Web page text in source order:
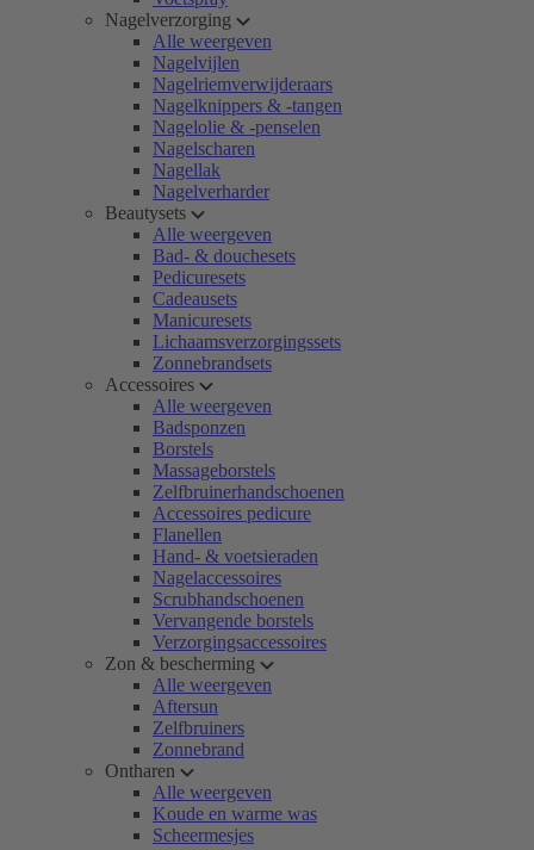
Nagelverzorging
Alle weergeven
Nagelvijlen
Nagelriemverwijderaars
Nagelknippers & -tangen
Nagelolie & -penselen
Nagelscharen
Nagellak
Nagelverharder
Beautysets
Alle weergeven
Bad- & douchesets
Pedicuresets
Cadeausets
Manicuresets
Lichaamsverzorgingssets
Zonnebrandsets
Accessoires
Alle weergeven
Badsponzen
Borstels
Massageborstels
Zelfbruinerhandschoenen
Accessoires pedicure
Flanellen
Hand- & voetsieraden
Nagelaccessoires
Scrubhandschoenen
Vervangende borstels
Verzorgingsaccessoires
Zon & bescherming
Alle weergeven
Aftersun
Zelfbruiners
Zonnebrand
Ontharen
Alle weergeven
Koude en warme was
Scheermesjes